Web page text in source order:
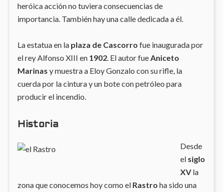
heróica acción no tuviera consecuencias de
importancia. También hay una calle dedicada a él.
La estatua en laplaza de Cascorro fue inaugurada por
el rey Alfonso XIII en 1902. El autor fueAniceto
Marinas y muestra a Eloy Gonzalo con su rifle, la
cuerda por la cintura y un bote con petróleo para
producir el incendio.
Historia
Desde
el siglo
XVla
zona que conocemos hoy como elRastro ha sido una